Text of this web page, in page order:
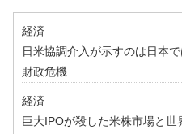
経済
日米協調介入が示すのは日本
財政危機
経済
巨大IPOが殺した米株市場と世